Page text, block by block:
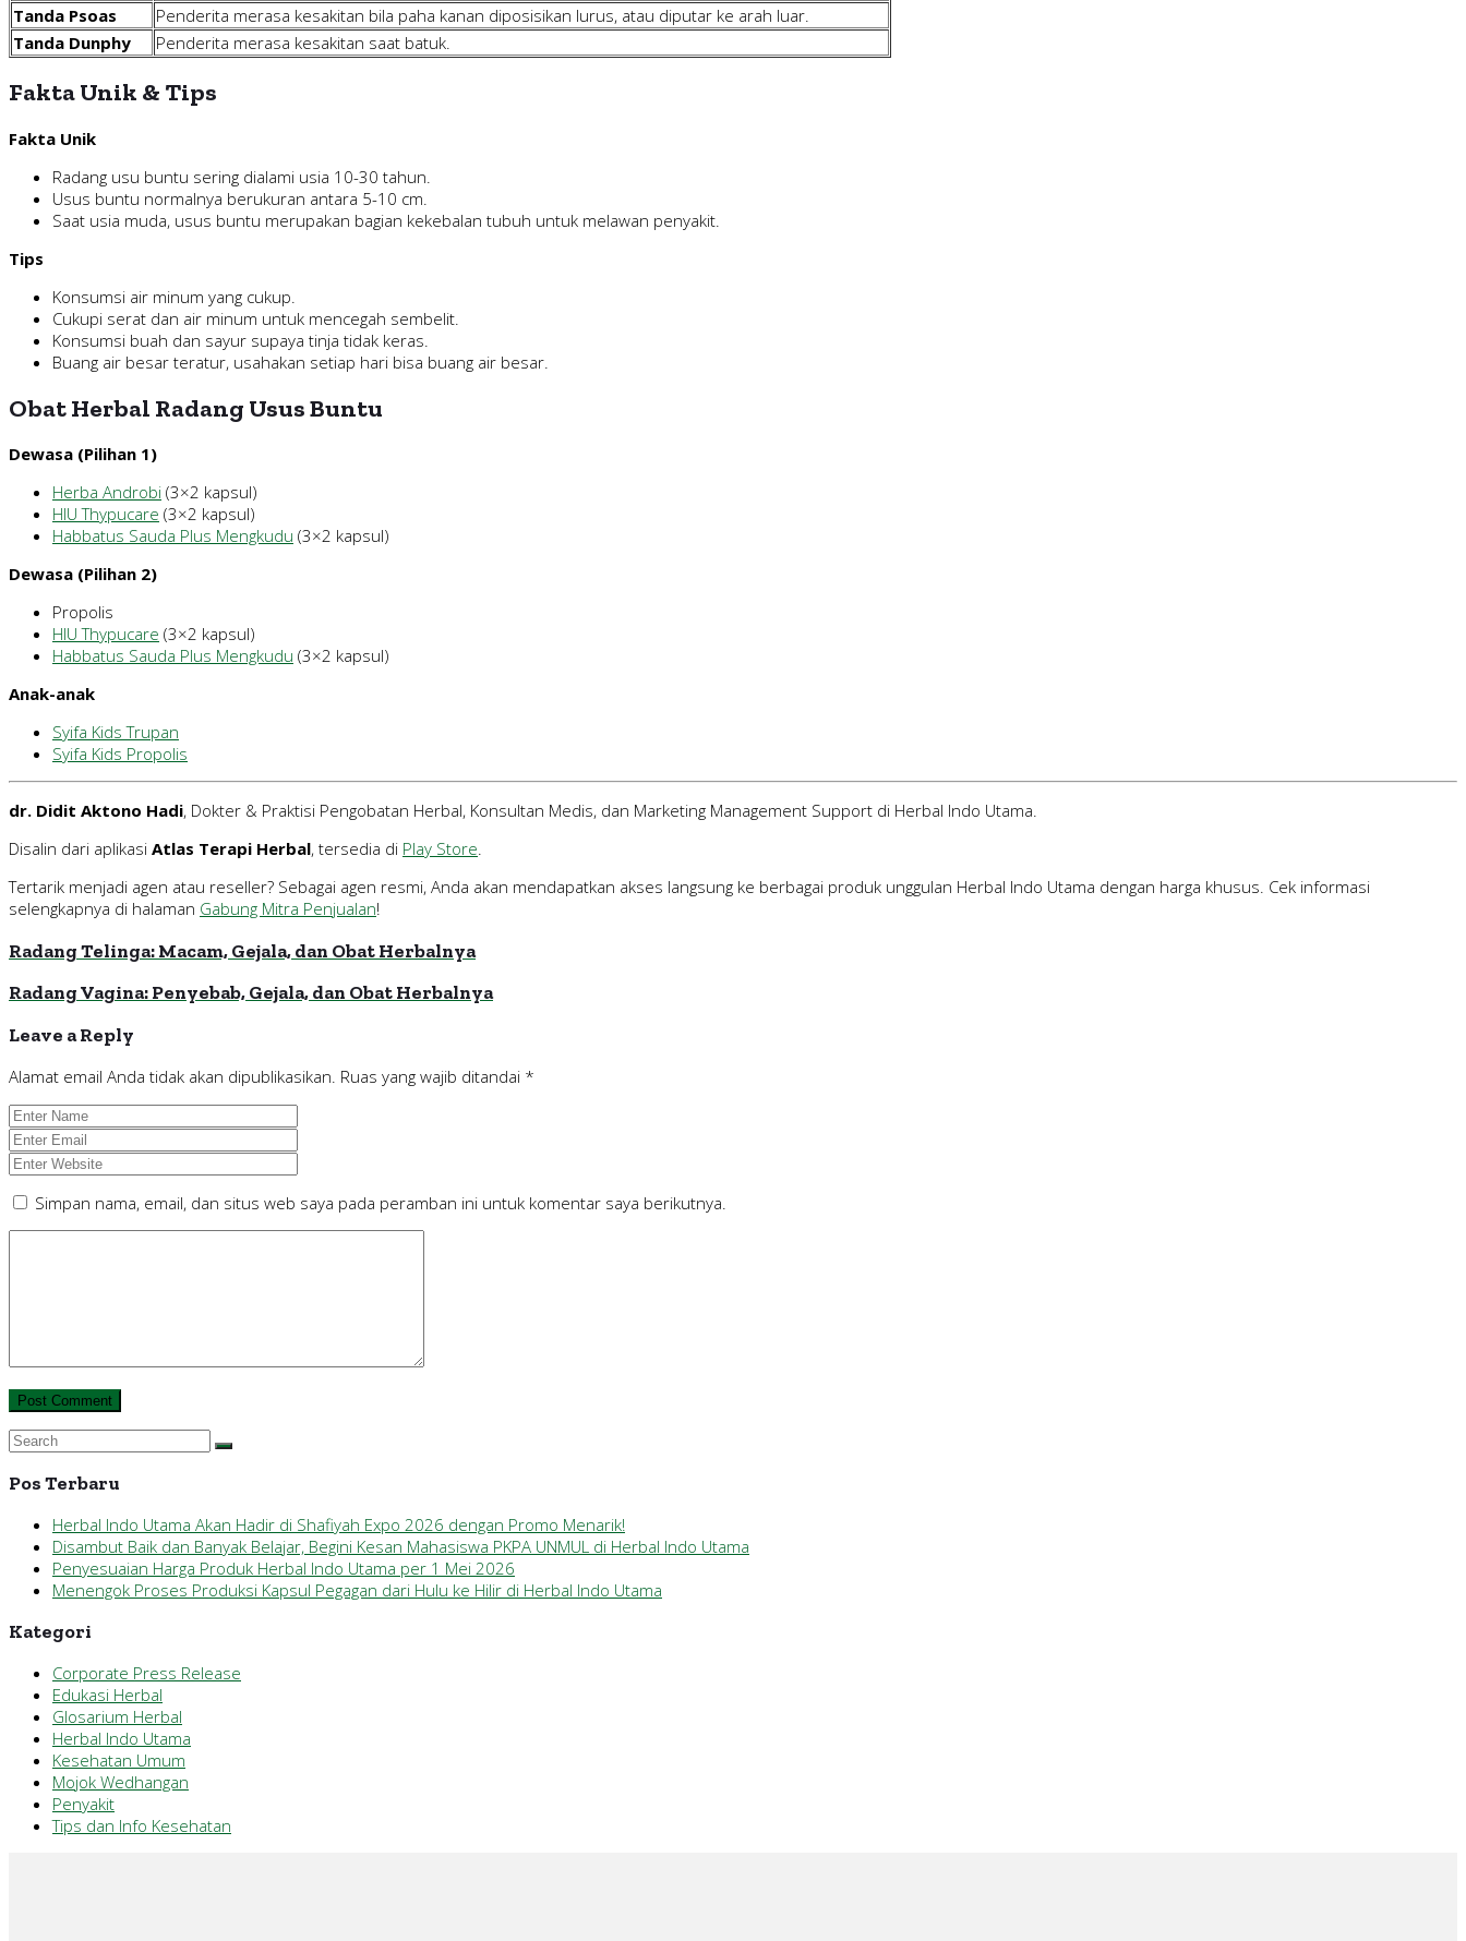
Tanda Psoas
Penderita merasa kesakitan bila paha kanan diposisikan lurus, atau diputar ke arah luar.
Tanda Dunphy
Penderita merasa kesakitan saat batuk.
Fakta Unik & Tips
Fakta Unik
Radang usu buntu sering dialami usia 10-30 tahun.
Usus buntu normalnya berukuran antara 5-10 cm.
Saat usia muda, usus buntu merupakan bagian kekebalan tubuh untuk melawan penyakit.
Tips
Konsumsi air minum yang cukup.
Cukupi serat dan air minum untuk mencegah sembelit.
Konsumsi buah dan sayur supaya tinja tidak keras.
Buang air besar teratur, usahakan setiap hari bisa buang air besar.
Obat Herbal Radang Usus Buntu
Dewasa (Pilihan 1)
Herba Androbi (3×2 kapsul)
HIU Thypucare (3×2 kapsul)
Habbatus Sauda Plus Mengkudu (3×2 kapsul)
Dewasa (Pilihan 2)
Propolis
HIU Thypucare (3×2 kapsul)
Habbatus Sauda Plus Mengkudu (3×2 kapsul)
Anak-anak
Syifa Kids Trupan
Syifa Kids Propolis
dr. Didit Aktono Hadi, Dokter & Praktisi Pengobatan Herbal, Konsultan Medis, dan Marketing Management Support di Herbal Indo Utama.
Disalin dari aplikasi Atlas Terapi Herbal, tersedia di Play Store.
Tertarik menjadi agen atau reseller? Sebagai agen resmi, Anda akan mendapatkan akses langsung ke berbagai produk unggulan Herbal Indo Utama dengan harga khusus. Cek informasi
selengkapnya di halaman Gabung Mitra Penjualan!
Radang Telinga: Macam, Gejala, dan Obat Herbalnya
Radang Vagina: Penyebab, Gejala, dan Obat Herbalnya
Leave a Reply
Alamat email Anda tidak akan dipublikasikan. Ruas yang wajib ditandai *
Simpan nama, email, dan situs web saya pada peramban ini untuk komentar saya berikutnya.
Pos Terbaru
Herbal Indo Utama Akan Hadir di Shafiyah Expo 2026 dengan Promo Menarik!
Disambut Baik dan Banyak Belajar, Begini Kesan Mahasiswa PKPA UNMUL di Herbal Indo Utama
Penyesuaian Harga Produk Herbal Indo Utama per 1 Mei 2026
Menengok Proses Produksi Kapsul Pegagan dari Hulu ke Hilir di Herbal Indo Utama
Kategori
Corporate Press Release
Edukasi Herbal
Glosarium Herbal
Herbal Indo Utama
Kesehatan Umum
Mojok Wedhangan
Penyakit
Tips dan Info Kesehatan